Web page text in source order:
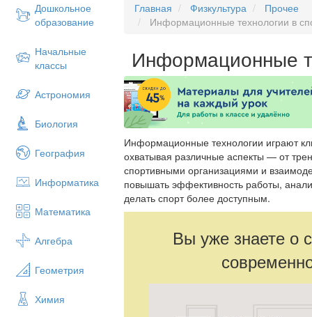
Дошкольное
образование
Начальные
классы
Астрономия
Биология
География
Информатика
Математика
Алгебра
Геометрия
Химия
Главная Физкультура
Прочее
Информационные технологии в
Информационные
Информационные технологии играют
охватывая различные аспекты — от
спортивными организациями и
повышать эффективность работы,
делать спорт более доступным.
Вы уже знаете о